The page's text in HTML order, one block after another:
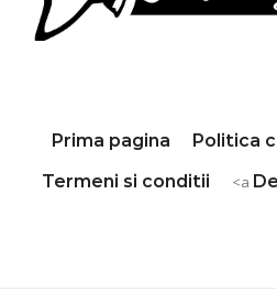
Prima pagina
Politica
Termeni si conditii
<a